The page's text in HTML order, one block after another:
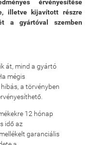
érvényesítése
illetve kijavított részre
a gyártóval szemben
át, mind a gyártó
mégis
a törvényben
12 hónap
idő az
garanciális